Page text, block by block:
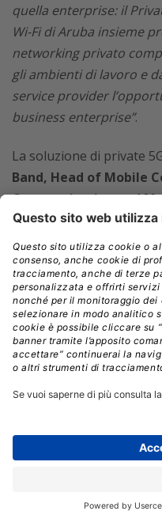
quella enterprise: il
Wi-Fi di Aruba insieme
networking privato
gli ambienti di lavoro e
service provider
business enterprise”.
La soluzione di private
Band, Head of Mobile
Communication and
basata suHPE 5G Core
container-based aperta,
l’occasione con nuove
networking tra cui un
utenti enterprise, per
semplificare
service avanzato per i
telecomunicazione.
preintegrazioni con